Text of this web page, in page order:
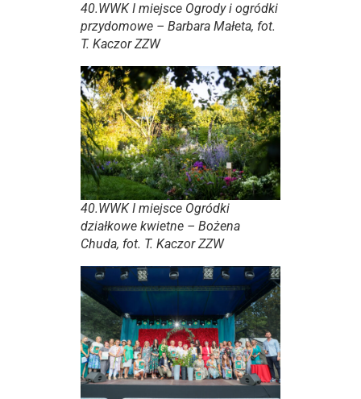
40.WWK I miejsce Ogrody i ogródki
przydomowe – Barbara Małeta, fot.
T. Kaczor ZZW
40.WWK I miejsce Ogródki
działkowe kwietne – Bożena
Chuda, fot. T. Kaczor ZZW